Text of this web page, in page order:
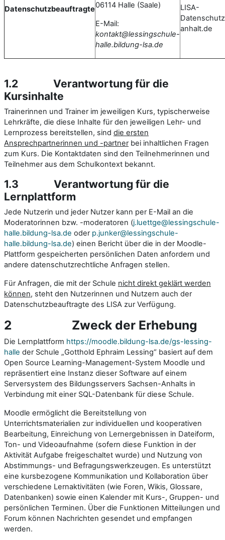
Datenschutzbeauftragte06114 Halle (Saale)
E-Mail:
kontakt@lessingschule-
halle.bildung-lsa.de
LISA-
anhalt.de
1.2 Verantwortung für die
Kursinhalte
Trainerinnen und Trainer im jeweiligen Kurs, typischerweise
Lehrkräfte, die diese Inhalte für den jeweiligen Lehr- und
Lernprozess bereitstellen, sind die ersten
Ansprechpartnerinnen und -partnerbei inhaltlichen Fragen
zum Kurs. Die Kontaktdaten sind den Teilnehmerinnen und
Teilnehmer aus dem Schulkontext bekannt.
1.3 Verantwortung für die
Lernplattform
Jede Nutzerin und jeder Nutzer kann per E-Mail an die
Moderatorinnen bzw. -moderatoren (j.luettge@lessingschule-
halle.bildung-lsa.de oder p.junker@lessingschule-
halle.bildung-lsa.de) einen Bericht über die in der Moodle-
Plattform gespeicherten persönlichen Daten anfordern und
andere datenschutzrechtliche Anfragen stellen.
Für Anfragen, die mit der Schule nicht direkt geklärt werden
können, steht den Nutzerinnen und Nutzern auch der
Datenschutzbeauftragte des LISA zur Verfügung.
2 Zweck der Erhebung
Die Lernplattform https://moodle.bildung-lsa.de/gs-lessing-
halle der Schule „Gotthold Ephraim Lessing“ basiert auf dem
Open Source Learning-Management-System Moodle und
repräsentiert eine Instanz dieser Software auf einem
Serversystem des Bildungsservers Sachsen-Anhalts in
Verbindung mit einer SQL-Datenbank für diese Schule.
Moodle ermöglicht die Bereitstellung von
Unterrichtsmaterialien zur individuellen und kooperativen
Bearbeitung, Einreichung von Lernergebnissen in Dateiform,
Ton- und Videoaufnahme (sofern diese Funktion in der
Aktivität Aufgabe freigeschaltet wurde) und Nutzung von
Abstimmungs- und Befragungswerkzeugen. Es unterstützt
eine kursbezogene Kommunikation und Kollaboration über
verschiedene Lernaktivitäten (wie Foren, Wikis, Glossare,
Datenbanken) sowie einen Kalender mit Kurs-, Gruppen- und
persönlichen Terminen. Über die Funktionen Mitteilungen und
Forum können Nachrichten gesendet und empfangen
werden.